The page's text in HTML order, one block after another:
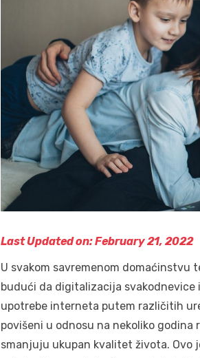
Last Updated on: February 21, 2022
U svakom savremenom domaćinstvu
budući da digitalizacija
upotrebe interneta putem različitih
povišeni u odnosu na nekoliko
smanjuju ukupan kvalitet života. Ovo